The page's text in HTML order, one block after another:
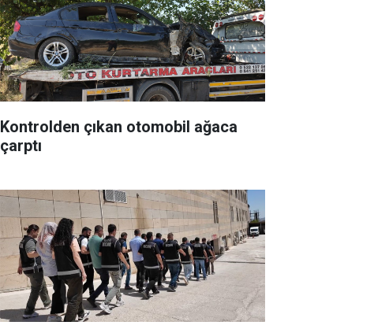
Kontrolden çıkan otomobil ağaca
çarptı